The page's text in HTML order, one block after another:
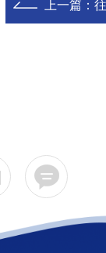
上一篇：